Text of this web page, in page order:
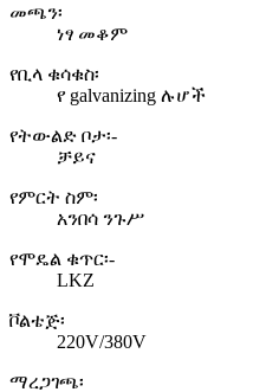
መጫን፡
ነፃ መቆም
የቢላ ቁሳቁስ፡
የ galvanizing ሉሆች
የትውልድ ቦታ፡-
ቻይና
የምርት ስም፡
አንበሳ ንጉሥ
የሞዴል ቁጥር፡-
LKZ
ቮልቴጅ፡
220V/380V
ማረጋገጫ፡